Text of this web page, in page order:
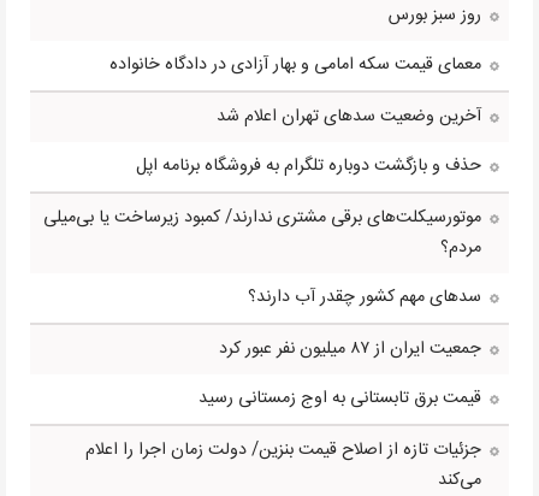
روز سبز بورس
معمای قیمت سکه امامی و بهار آزادی در دادگاه خانواده
آخرین وضعیت سدهای تهران اعلام شد
حذف و بازگشت دوباره تلگرام به فروشگاه برنامه اپل
موتورسیکلت‌های برقی مشتری ندارند/ کمبود زیرساخت یا بی‌میلی
مردم؟
سدهای مهم کشور چقدر آب دارند؟
جمعیت ایران از ۸۷ میلیون نفر عبور کرد
قیمت برق تابستانی به اوج زمستانی رسید
جزئیات تازه از اصلاح قیمت بنزین/ دولت زمان اجرا را اعلام
می‌کند